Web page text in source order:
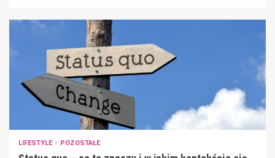
LIFESTYLE POZOSTAŁE